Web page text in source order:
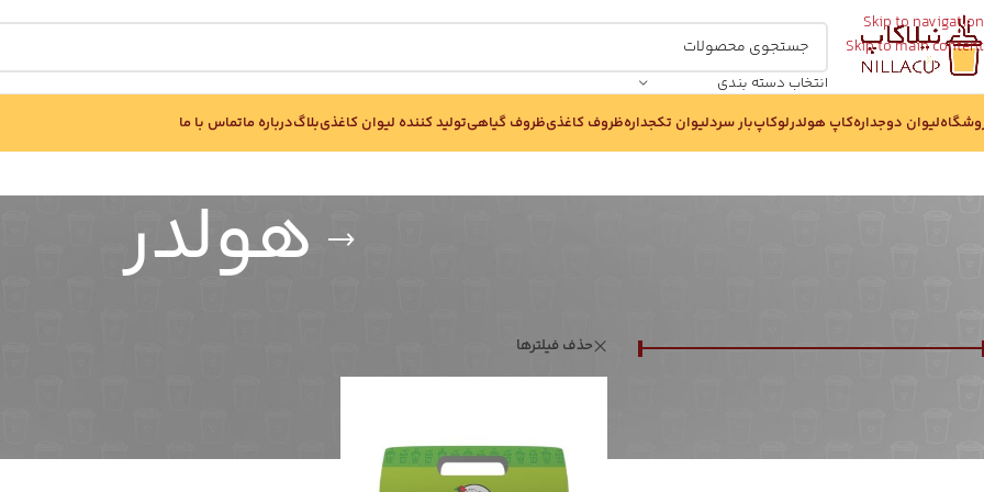
Skip to navigation
Skip to main content
انتخاب دسته بندی
لیوان دوجدارهکاپ هولدرلوکاپبار سردلیوان تکجدارهظروف کاغذیظروف گیاهیتولید کننده لیوان کاغذیبلاگدرباره ماتماس با ما
هولدر
حذف فیلترها